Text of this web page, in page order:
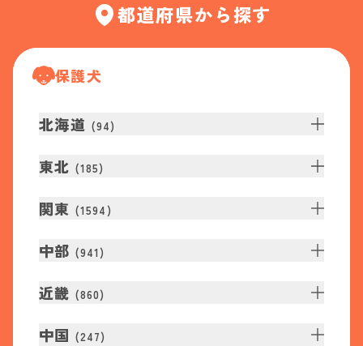
都道府県から探す
保護犬
北海道 (94)
東北 (185)
関東 (1594 )
中部 (941 )
近畿 (860)
中国 (247)